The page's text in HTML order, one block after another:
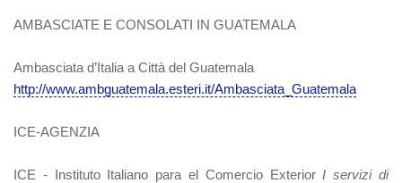
AMBASCIATE E CONSOLATI IN GUATEMALA
Ambasciata d’Italia a Città del Guatemala
http://www.ambguatemala.esteri.it/Ambasciata_Guatemala
ICE-AGENZIA
ICE - Instituto Italiano para el Comercio Exterior I servizi di